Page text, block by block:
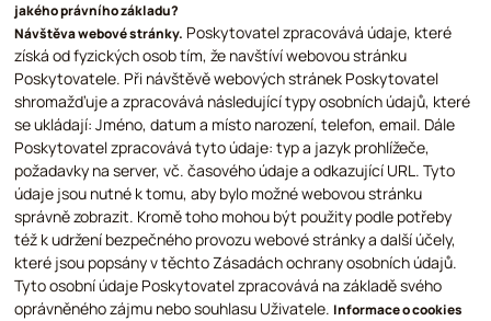
jakého právního základu?
Návštěva webové stránky. Poskytovatel zpracovává údaje, které
získá od fyzických osob tím, že navštíví webovou stránku
Poskytovatele. Při návštěvě webových stránek Poskytovatel
shromažďuje a zpracovává následující typy osobních údajů, které
se ukládají: Jméno, datum a místo narození, telefon, email. Dále
Poskytovatel zpracovává tyto údaje: typ a jazyk prohlížeče,
požadavky na server, vč. časového údaje a odkazující URL. Tyto
údaje jsou nutné k tomu, aby bylo možné webovou stránku
správně zobrazit. Kromě toho mohou být použity podle potřeby
též k udržení bezpečného provozu webové stránky a další účely,
které jsou popsány v těchto Zásadách ochrany osobních údajů.
Tyto osobní údaje Poskytovatel zpracovává na základě svého
oprávněného zájmu nebo souhlasu Uživatele. Informace o cookies